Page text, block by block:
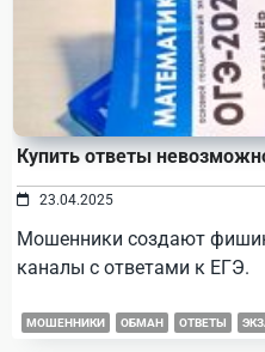
Купить ответы
23.04.2025
Мошенники создают
каналы с ответами к ЕГЭ.
МОШЕННИКИ ОБМАН ОТВЕТЫ